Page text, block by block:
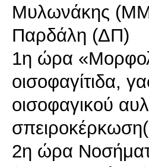
Μυλωνάκης
Παρδάλη (ΔΠ)
1η ώρα
οισοφαγίτιδα,
οισοφαγικού
2η ώρα